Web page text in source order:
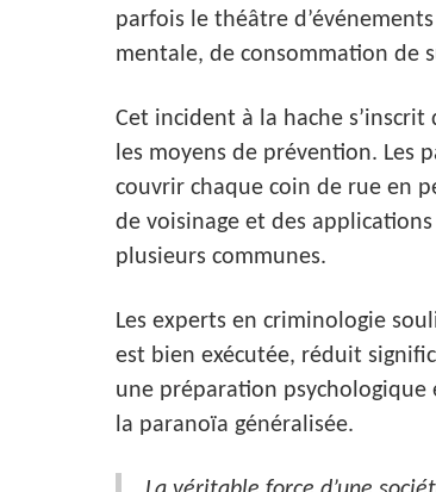
parfois le théâtre
mentale, de consommation de
Cet incident à la hache
les moyens de prévention. Les
couvrir chaque coin de rue en
de voisinage et des
plusieurs communes.
Les experts en criminologie
est bien exécutée, réduit
une préparation psychologique
la paranoïa généralisée.